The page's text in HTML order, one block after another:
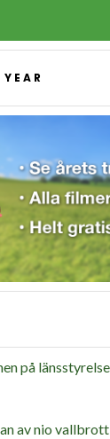
på
av nio vallbrott